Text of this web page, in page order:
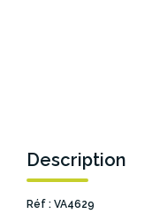
Description
Réf : VA4629